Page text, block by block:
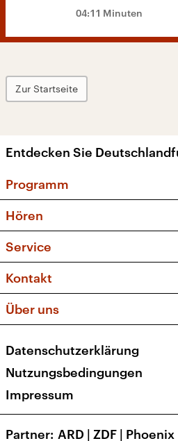
04:11 Minuten
Zur Startseite
Entdecken Sie
Programm
Sendungen und
Musikliste
Kakadu – Das
Hören
Frequenzen (UKW +
Service
FAQ
Apps
Newsletter
Veranstaltungen
Kontakt
Social Media
Über uns
Presse
Karriere
Transparenz
Datenschutzerklärung
Nutzungsbedingungen
Impressum
Partner ARD | ZDF | Phoenix